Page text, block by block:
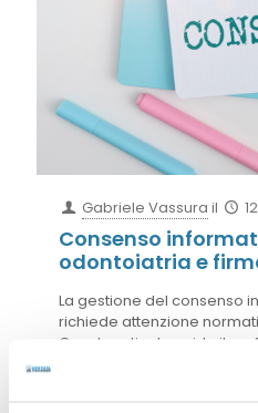
Gabriele Vassura il
Consenso
odontoiatria e
La gestione del consenso
richiede attenzione
Questo articolo guida il
tra obblighi di firma,